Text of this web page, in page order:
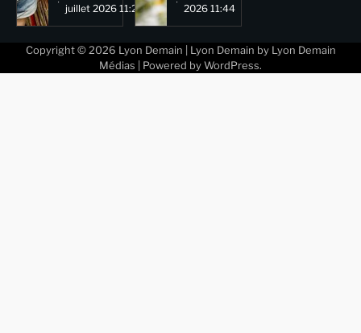
juillet 2026 11:29
2026 11:44
Copyright © 2026 Lyon Demain | Lyon Demain by Lyon Demain
Médias | Powered by WordPress.